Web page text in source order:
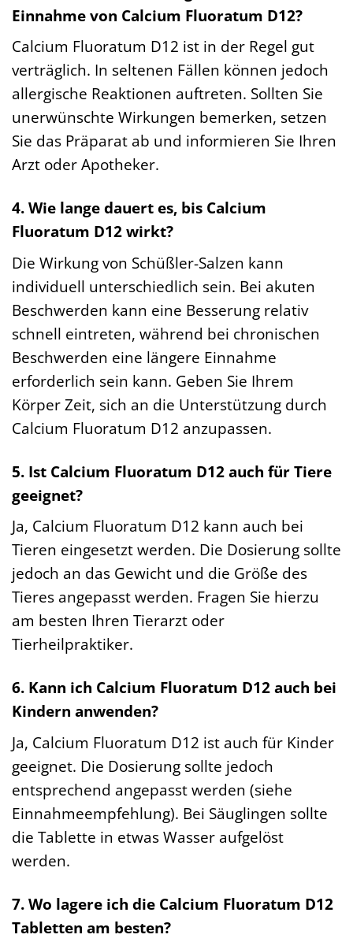
Einnahme von Calcium Fluoratum D12?
Calcium Fluoratum D12 ist in der Regel gut
verträglich. In seltenen Fällen können jedoch
allergische Reaktionen auftreten. Sollten Sie
unerwünschte Wirkungen bemerken, setzen
Sie das Präparat ab und informieren Sie Ihren
Arzt oder Apotheker.
4. Wie lange dauert es, bis Calcium
Fluoratum D12 wirkt?
Die Wirkung von Schüßler-Salzen kann
individuell unterschiedlich sein. Bei akuten
Beschwerden kann eine Besserung relativ
schnell eintreten, während bei chronischen
Beschwerden eine längere Einnahme
erforderlich sein kann. Geben Sie Ihrem
Körper Zeit, sich an die Unterstützung durch
Calcium Fluoratum D12 anzupassen.
5. Ist Calcium Fluoratum D12 auch für Tiere
geeignet?
Ja, Calcium Fluoratum D12 kann auch bei
Tieren eingesetzt werden. Die Dosierung sollte
jedoch an das Gewicht und die Größe des
Tieres angepasst werden. Fragen Sie hierzu
am besten Ihren Tierarzt oder
Tierheilpraktiker.
6. Kann ich Calcium Fluoratum D12 auch bei
Kindern anwenden?
Ja, Calcium Fluoratum D12 ist auch für Kinder
geeignet. Die Dosierung sollte jedoch
entsprechend angepasst werden (siehe
Einnahmeempfehlung). Bei Säuglingen sollte
die Tablette in etwas Wasser aufgelöst
werden.
7. Wo lagere ich die Calcium Fluoratum D12
Tabletten am besten?